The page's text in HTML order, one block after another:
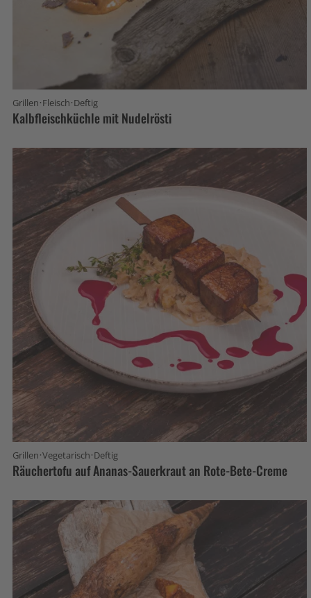
Grillen·Fleisch·Deftig
Kalbfleischküchle mit Nudelrösti
Grillen·Vegetarisch·Deftig
Räuchertofu auf Ananas-Sauerkraut an Rote-Bete-Creme